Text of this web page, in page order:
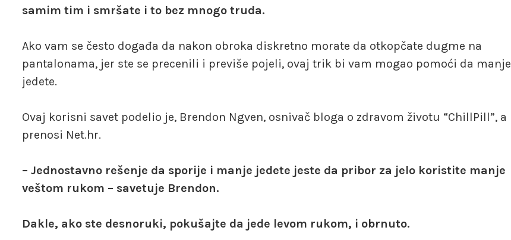
samim tim i smršate i to bez mnogo truda.
Ako vam se često događa da nakon obroka diskretno morate da otkopčate dugme na
pantalonama, jer ste se precenili i previše pojeli, ovaj trik bi vam mogao pomoći da manje
jedete.
Ovaj korisni savet podelio je, Brendon Ngven, osnivač bloga o zdravom životu “ChillPill”, a
prenosi Net.hr.
– Jednostavno rešenje da sporije i manje jedete jeste da pribor za jelo koristite manje
veštom rukom – savetuje Brendon.
Dakle, ako ste desnoruki, pokušajte da jede levom rukom, i obrnuto.